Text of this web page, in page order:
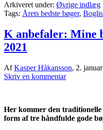
Arkiveret under: Øvrige indlæg
Tags: Årets bedste bøger,
K anbefaler: Mine
2021
AfKasper Håkansson, 2.
Skriv en kommentar
Her kommer den
form af tre håndfulde gode